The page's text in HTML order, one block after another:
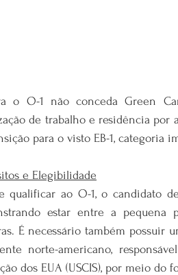
o O-1 não conceda Green
de trabalho e residência por
para o visto EB-1,
e Elegibilidade
qualificar ao O-1, o candidato
estar entre a pequena
É necessário também possuir
norte-americano,
dos EUA (USCIS), por meio do